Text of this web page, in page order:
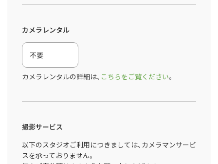
カメラレンタル
カメラレンタルの詳細は、 こちらをご覧ください。
撮影サービス
以下のスタジオご利用につきましては、カメラマンサービ
スを承っておりません。